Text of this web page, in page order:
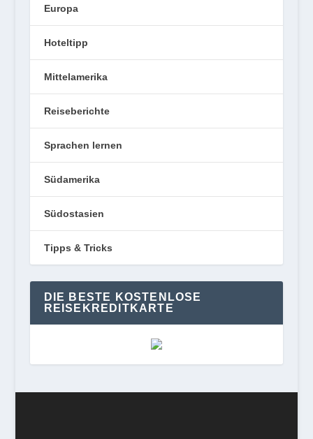
Europa
Hoteltipp
Mittelamerika
Reiseberichte
Sprachen lernen
Südamerika
Südostasien
Tipps & Tricks
DIE BESTE KOSTENLOSE
REISEKREDITKARTE